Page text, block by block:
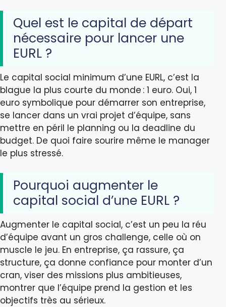
Quel est le capital de départ
nécessaire pour lancer une
EURL ?
Le capital social minimum d’une EURL, c’est la
blague la plus courte du monde : 1 euro. Oui, 1
euro symbolique pour démarrer son entreprise,
se lancer dans un vrai projet d’équipe, sans
mettre en péril le planning ou la deadline du
budget. De quoi faire sourire même le manager
le plus stressé.
Pourquoi augmenter le
capital social d’une EURL ?
Augmenter le capital social, c’est un peu la réu
d’équipe avant un gros challenge, celle où on
muscle le jeu. En entreprise, ça rassure, ça
structure, ça donne confiance pour monter d’un
cran, viser des missions plus ambitieuses,
montrer que l’équipe prend la gestion et les
objectifs très au sérieux.